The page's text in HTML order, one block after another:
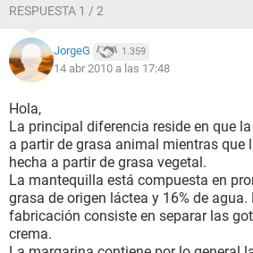
RESPUESTA 1 / 2
JorgeG 1.359
14 abr 2010 a las 17:48
Hola,
La principal diferencia reside en que
a partir de grasa animal mientras que
hecha a partir de grasa vegetal.
La mantequilla está compuesta en
grasa de origen láctea y 16% de agua.
fabricación consiste en separar las
crema.